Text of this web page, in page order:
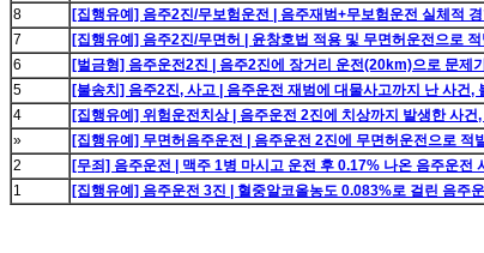
8
[집행유예] 음주2진/무보험운전 | 음주재범+무보험운전 실체적
7
[집행유예] 음주2진/무면허 | 윤창호법 적용 및 무면허운전으로 적
6
[벌금형] 음주운전2진 | 음주2진에 장거리 운전(20km)으로 문제
5
[불송치] 음주2진, 사고 | 음주운전 재범에 대물사고까지 난 사건,
4
[집행유예] 위험운전치상 | 음주운전 2진에 치상까지 발생한 사건,
»
[집행유예] 무면허음주운전 | 음주운전 2진에 무면허운전으로 적
2
[무죄] 음주운전 | 맥주 1병 마시고 운전 후 0.17% 나온 음주운전
1
[집행유예] 음주운전 3진 | 혈중알코올농도 0.083%로 걸린 음주